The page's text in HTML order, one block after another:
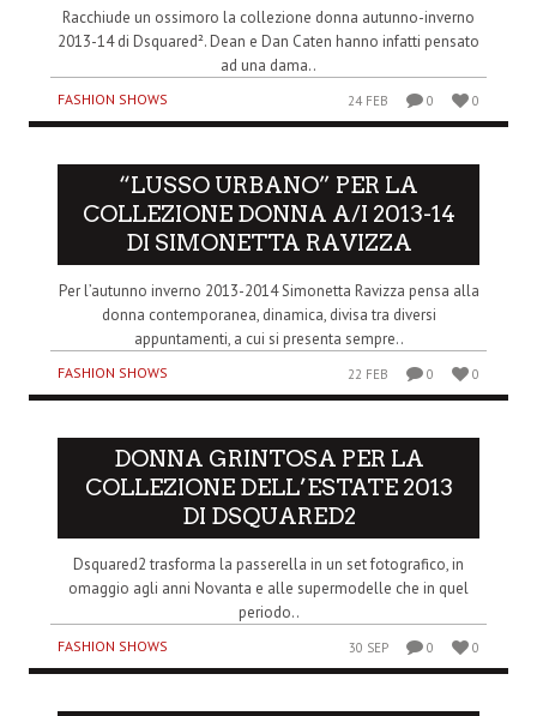
Racchiude un ossimoro la collezione donna autunno-inverno
2013-14 di Dsquared². Dean e Dan Caten hanno infatti pensato
ad una dama..
FASHION SHOWS 24 FEB 0 0
“LUSSO URBANO” PER LA
COLLEZIONE DONNA A/I 2013-14
DI SIMONETTA RAVIZZA
Per l’autunno inverno 2013-2014 Simonetta Ravizza pensa alla
donna contemporanea, dinamica, divisa tra diversi
appuntamenti, a cui si presenta sempre..
FASHION SHOWS 22 FEB 0 0
DONNA GRINTOSA PER LA
COLLEZIONE DELL’ESTATE 2013
DI DSQUARED2
Dsquared2 trasforma la passerella in un set fotografico, in
omaggio agli anni Novanta e alle supermodelle che in quel
periodo..
FASHION SHOWS 30 SEP 0 0